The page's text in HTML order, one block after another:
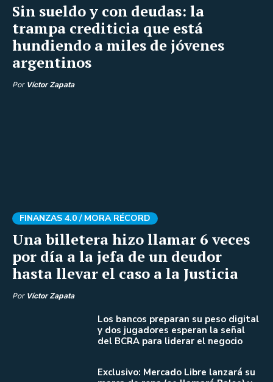
Sin sueldo y con deudas: la
trampa crediticia que está
hundiendo a miles de jóvenes
argentinos
Por Víctor Zapata
Una billetera hizo llamar 6 veces
por día a la jefa de un deudor
hasta llevar el caso a la Justicia
FINANZAS 4.0 / MORA RÉCORD
Por Víctor Zapata
Los bancos preparan su peso digital
y dos jugadores esperan la señal
del BCRA para liderar el negocio
Exclusivo: Mercado Libre lanzará su